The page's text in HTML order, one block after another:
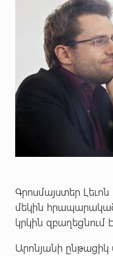
Գրոսմայստեր
մեկին
կրկին զբաղեցնում
Արոնյանի ընթացիկ